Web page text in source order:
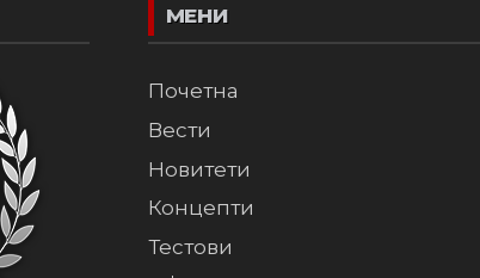
МЕНИ
Почетна
Вести
Новитети
Концепти
Тестови